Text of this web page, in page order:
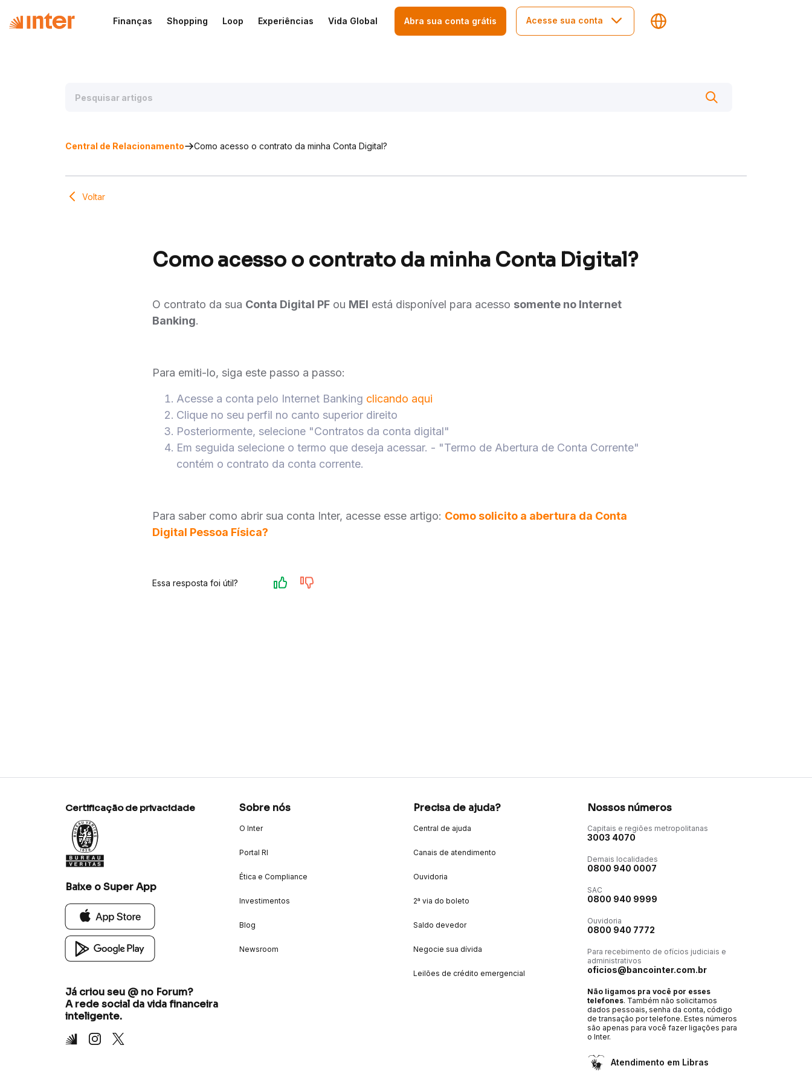
Finanças Shopping Loop Experiências Vida Global Abra sua conta grátis Acesse sua conta
Central de Relacionamento Como acesso o contrato da minha Conta Digital?
Voltar
Como acesso o contrato da minha Conta Digital?
O contrato da sua Conta Digital PF ou MEI está disponível para acesso somente no Internet
Banking.
Para emiti-lo, siga este passo a passo:
Acesse a conta pelo Internet Banking clicando aqui
Clique no seu perfil no canto superior direito
Posteriormente, selecione "Contratos da conta digital"
Em seguida selecione o termo que deseja acessar. - "Termo de Abertura de Conta Corrente"
contém o contrato da conta corrente.
Para saber como abrir sua conta Inter, acesse esse artigo: Como solicito a abertura da Conta
Digital Pessoa Física?
Essa resposta foi útil?
Certificação de privacidade
Baixe o Super App
Já criou seu @ no Forum?
A rede social da vida financeira
inteligente.
Inter Instagram
X
Sobre nós
O Inter
Portal RI
Ética e Compliance
Investimentos
Blog
Newsroom
Precisa de ajuda?
Central de ajuda
Canais de atendimento
Ouvidoria
2ª via do boleto
Saldo devedor
Negocie sua dívida
Leilões de crédito emergencial
Nossos números
Capitais e regiões metropolitanas
3003 4070
Demais localidades
0800 940 0007
SAC
0800 940 9999
Ouvidoria
0800 940 7772
Para recebimento de ofícios judiciais e
administrativos
oficios@bancointer.com.br
Não ligamos pra você por esses
telefones. Também não solicitamos
dados pessoais, senha da conta, código
de transação por telefone. Estes números
são apenas para você fazer ligações para
o Inter.
Atendimento em Libras